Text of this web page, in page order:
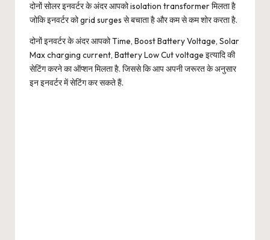
दोनों सोलर इनवर्टर के अंदर आपको isolation transformer मिलता है
जोकि इनवर्टर को grid surges से बचाता है और कम से कम शोर करता है.
दोनों इनवर्टर के अंदर आपको Time, Boost Battery Voltage, Solar
Max charging current, Battery Low Cut voltage इत्यादि की
सेटिंग करने का ऑप्शन मिलता है. जिससे कि आप अपनी जरूरत के अनुसार
इन इनवर्टर में सेटिंग कर सकते हैं.